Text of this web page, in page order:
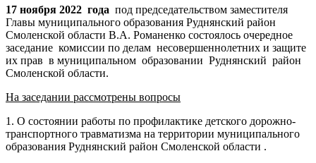
17 ноября 2022 года под председательством заместителя
Главы муниципального образования Руднянский район
Смоленской области В.А. Романенко состоялось очередное
заседание комиссии по делам несовершеннолетних и защите
их прав в муниципальном образовании Руднянский район
Смоленской области.
На заседании рассмотрены вопросы
1. О состоянии работы по профилактике детского дорожно-
транспортного травматизма на территории муниципального
образования Руднянский район Смоленской области .